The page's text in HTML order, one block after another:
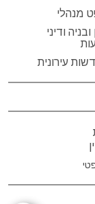
מנהלי
ובניה ודיני
עירונית